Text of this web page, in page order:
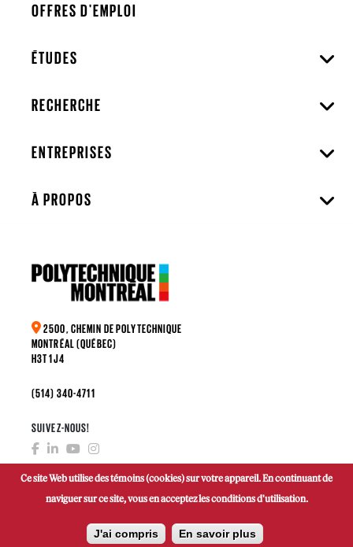
OFFRES D'EMPLOI
ÉTUDES
RECHERCHE
ENTREPRISES
À PROPOS
2500, CHEMIN DE POLYTECHNIQUE
MONTRÉAL (QUÉBEC)
H3T 1J4
(514) 340-4711
SUIVEZ-NOUS!
FAIRE UN DON
Ce site Web utilise des témoins (cookies) sur votre appareil. En continuant de
naviguer sur ce site, vous en acceptez les conditions d'utilisation.
J'ai compris En savoir plus